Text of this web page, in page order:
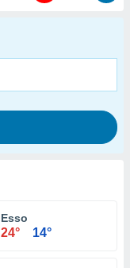
Esso
24° 14°